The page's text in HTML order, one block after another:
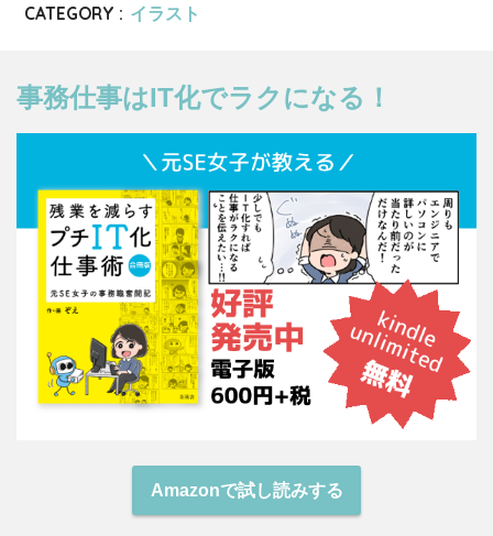
CATEGORY : イラスト
事務仕事はIT化でラクになる！
Amazonで試し読みする